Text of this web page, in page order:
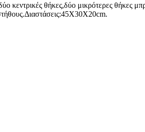
θήκες,δύο μικρότερες θήκες